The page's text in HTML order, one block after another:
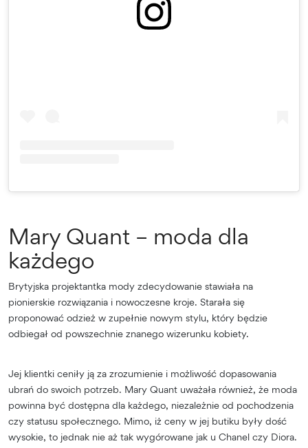
Mary Quant – moda dla
każdego
Brytyjska projektantka mody zdecydowanie stawiała na
pionierskie rozwiązania i nowoczesne kroje. Starała się
proponować odzież w zupełnie nowym stylu, który będzie
odbiegał od powszechnie znanego wizerunku kobiety.
Jej klientki ceniły ją za zrozumienie i możliwość dopasowania
ubrań do swoich potrzeb. Mary Quant uważała również, że moda
powinna być dostępna dla każdego, niezależnie od pochodzenia
czy statusu społecznego. Mimo, iż ceny w jej butiku były dość
wysokie, to jednak nie aż tak wygórowane jak u Chanel czy Diora.